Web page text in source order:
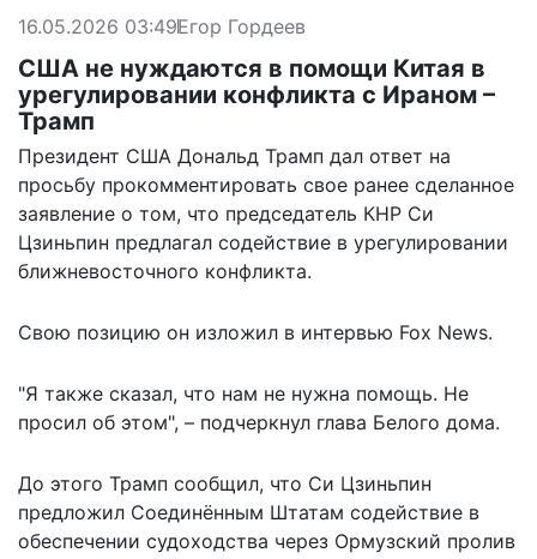
16.05.2026 03:49Егор Гордеев
США не нуждаются в помощи Китая в
урегулировании конфликта с Ираном –
Трамп
Президент США Дональд Трамп дал ответ на
просьбу прокомментировать свое ранее сделанное
заявление о том, что председатель КНР Си
Цзиньпин предлагал содействие в урегулировании
ближневосточного конфликта.
Свою позицию он изложил в интервью Fox News.
"Я также сказал, что нам не нужна помощь. Не
просил об этом", – подчеркнул глава Белого дома.
До этого Трамп сообщил, что Си Цзиньпин
предложил Соединённым Штатам содействие в
обеспечении судоходства через Ормузский пролив